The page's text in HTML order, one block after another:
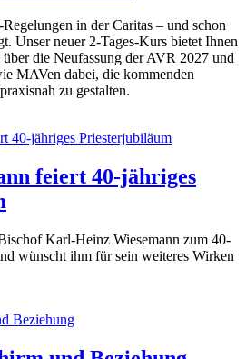
in der Caritas – und schon
Unser neuer 2-Tages-Kurs bietet Ihnen
die Neufassung der AVR 2027 und
MAVen dabei, die kommenden
zu gestalten.
feiert 40-jähriges
Karl-Heinz Wiesemann zum 40-
wünscht ihm für sein weiteres Wirken